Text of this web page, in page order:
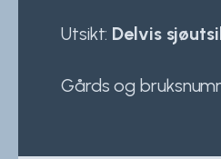
Utsikt: Delvis
Gårds og